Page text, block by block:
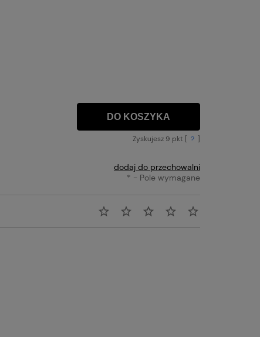
DO KOSZYKA
Zyskujesz 9 pkt [ ? ]
dodaj do przechowalni
* - Pole wymagane